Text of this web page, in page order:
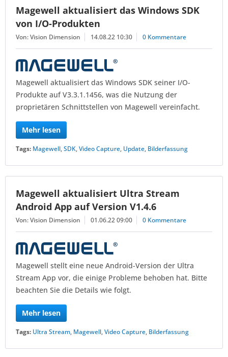
Magewell aktualisiert das Windows SDK
von I/O-Produkten
Von: Vision Dimension 14.08.22 10:30 0 Kommentare
Magewell aktualisiert das Windows SDK seiner I/O-
Produkte auf V3.3.1.1456, was die Nutzung der
proprietären Schnittstellen von Magewell vereinfacht.
Mehr lesen
Tags: Magewell,SDK,Video Capture, Update, Bilderfassung
Magewell aktualisiert Ultra Stream
Android App auf Version V1.4.6
Von: Vision Dimension 01.06.22 09:00 0 Kommentare
Magewell stellt eine neue Android-Version der Ultra
Stream App vor, die einige Probleme behoben hat. Bitte
beachten Sie die Details wie folgt.
Mehr lesen
Tags: Ultra Stream, Magewell,Video Capture, Bilderfassung